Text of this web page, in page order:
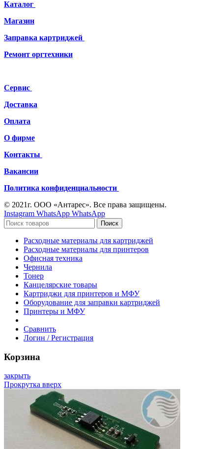
Каталог
Магазин
Заправка картриджей
Ремонт оргтехники
Сервис
Доставка
Оплата
О фирме
Контакты
Вакансии
Политика конфиденциальности
© 2021г. ООО «Антарес». Все права защищены.
Instagram WhatsApp WhatsApp
Поиск
Расходные материалы для картриджей
Расходные материалы для принтеров
Офисная техника
Чернила
Тонер
Канцелярские товары
Картриджи для принтеров и МФУ
Оборудование для заправки картриджей
Принтеры и МФУ
Сравнить
Логин / Регистрация
Корзина
закрыть
Прокрутка вверх